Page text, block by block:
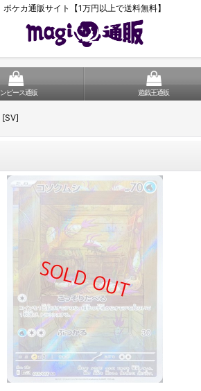
ポケカ通販サイト【1万円以上で送料無料】
ピース通販 遊戯王通販
[SV]